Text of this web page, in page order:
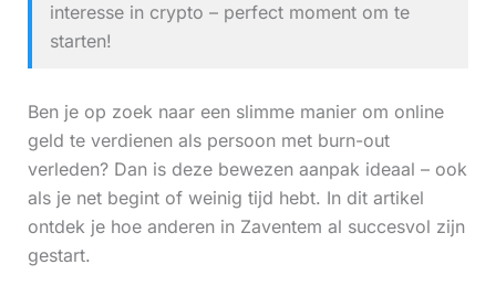
interesse in crypto – perfect moment om te
starten!
Ben je op zoek naar een slimme manier om online
geld te verdienen als persoon met burn-out
verleden? Dan is deze bewezen aanpak ideaal – ook
als je net begint of weinig tijd hebt. In dit artikel
ontdek je hoe anderen in Zaventem al succesvol zijn
gestart.